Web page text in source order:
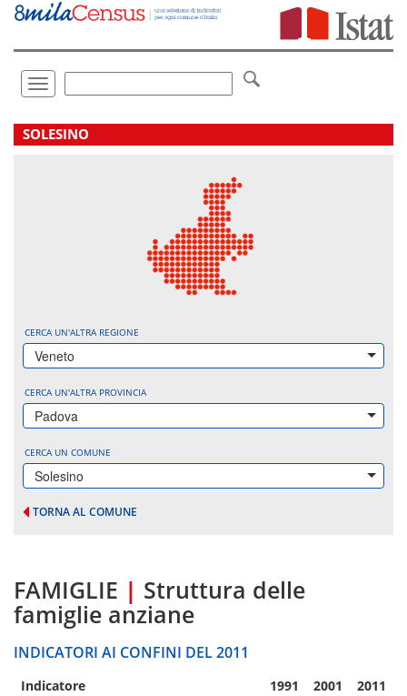
Vai
direttamente
Toggle
navigation
.
SOLESINO
CERCA UN'ALTRA REGIONE
Veneto
CERCA UN'ALTRA PROVINCIA
Padova
CERCA UN COMUNE
Solesino
TORNA AL COMUNE
FAMIGLIE | Struttura delle
famiglie anziane
INDICATORI AI CONFINI DEL 2011
Indicatore 1991 2001 2011